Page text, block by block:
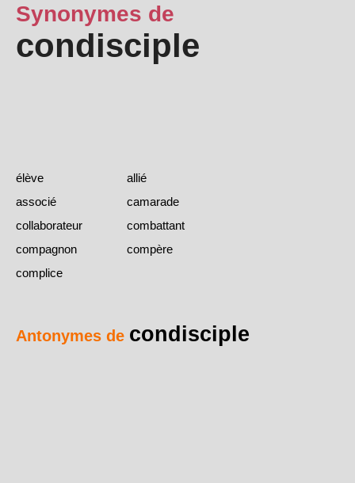
Synonymes de
condisciple
élève
allié
associé
camarade
collaborateur
combattant
compagnon
compère
complice
Antonymes de condisciple